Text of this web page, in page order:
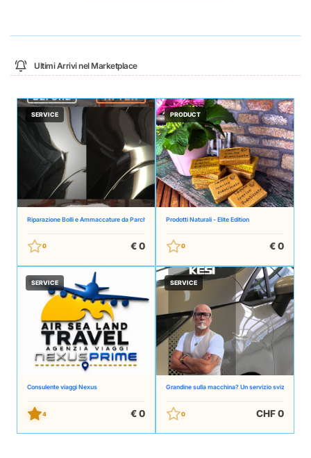
Ultimi Arrivi nel Marketplace
SERVICE
Riparazione Bolli e Ammaccature da Parcheggio in Tutta la Svizzera – Tecnica PDR Senza
0 € 0
PRODUCT
Prodotti Naturali - Elite Edition
0 € 0
SERVICE
Consulente viaggi Nexus
4 € 0
SERVICE
Grandine sulla macchina? Un servizio svizzero
0 CHF 0